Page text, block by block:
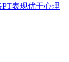
表现优于心理